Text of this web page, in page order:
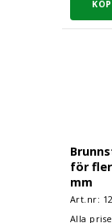
för
mm
Art.nr:
Alla